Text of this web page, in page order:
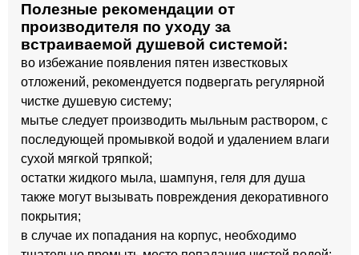
Полезные рекомендации от
производителя по уходу за
встраиваемой душевой системой:
во избежание появления пятен известковых
отложений, рекомендуется подвергать регулярной
чистке душевую систему;
мытье следует производить мыльным раствором, с
последующей промывкой водой и удалением влаги
сухой мягкой тряпкой;
остатки жидкого мыла, шампуня, геля для душа
также могут вызывать повреждения декоративного
покрытия;
в случае их попадания на корпус, необходимо